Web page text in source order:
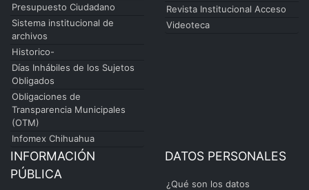
Presupuesto Ciudadano
Sistema institucional de
archivos
Historico-
Días Inhábiles de los Sujetos
Obligados
Obligaciones de
Transparencia Municipales
(OTM)
Infomex Chihuahua
Revista Institucional Acceso
Videoteca
INFORMACIÓN
PÚBLICA
DATOS PERSONALES
¿Qué son los datos